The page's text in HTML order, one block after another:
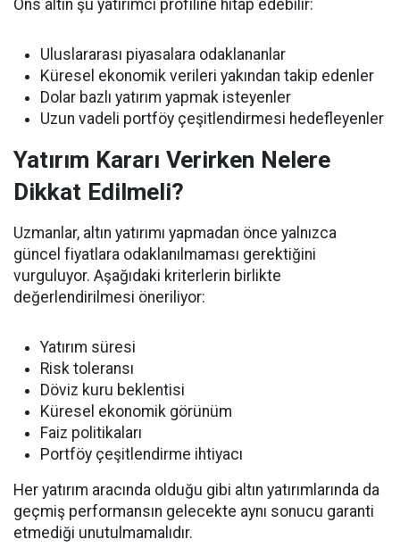
Ons altın şu yatırımcı profiline hitap edebilir:
Uluslararası piyasalara odaklananlar
Küresel ekonomik verileri yakından takip edenler
Dolar bazlı yatırım yapmak isteyenler
Uzun vadeli portföy çeşitlendirmesi hedefleyenler
Yatırım Kararı Verirken Nelere
Dikkat Edilmeli?
Uzmanlar, altın yatırımı yapmadan önce yalnızca
güncel fiyatlara odaklanılmaması gerektiğini
vurguluyor. Aşağıdaki kriterlerin birlikte
değerlendirilmesi öneriliyor:
Yatırım süresi
Risk toleransı
Döviz kuru beklentisi
Küresel ekonomik görünüm
Faiz politikaları
Portföy çeşitlendirme ihtiyacı
Her yatırım aracında olduğu gibi altın yatırımlarında da
geçmiş performansın gelecekte aynı sonucu garanti
etmediği unutulmamalıdır.